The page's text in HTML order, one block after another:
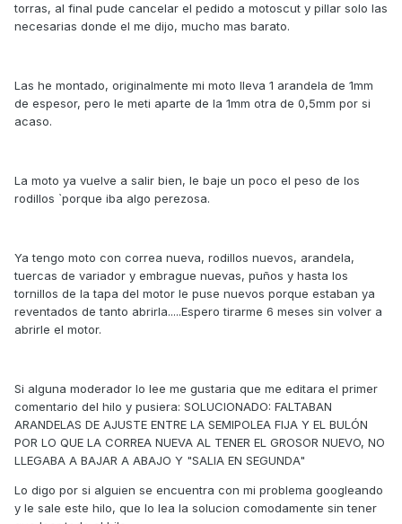
torras, al final pude cancelar el pedido a motoscut y pillar solo las
necesarias donde el me dijo, mucho mas barato.
Las he montado, originalmente mi moto lleva 1 arandela de 1mm
de espesor, pero le meti aparte de la 1mm otra de 0,5mm por si
acaso.
La moto ya vuelve a salir bien, le baje un poco el peso de los
rodillos `porque iba algo perezosa.
Ya tengo moto con correa nueva, rodillos nuevos, arandela,
tuercas de variador y embrague nuevas, puños y hasta los
tornillos de la tapa del motor le puse nuevos porque estaban ya
reventados de tanto abrirla.....Espero tirarme 6 meses sin volver a
abrirle el motor.
Si alguna moderador lo lee me gustaria que me editara el primer
comentario del hilo y pusiera: SOLUCIONADO: FALTABAN
ARANDELAS DE AJUSTE ENTRE LA SEMIPOLEA FIJA Y EL BULÓN
POR LO QUE LA CORREA NUEVA AL TENER EL GROSOR NUEVO, NO
LLEGABA A BAJAR A ABAJO Y "SALIA EN SEGUNDA"
Lo digo por si alguien se encuentra con mi problema googleando
y le sale este hilo, que lo lea la solucion comodamente sin tener